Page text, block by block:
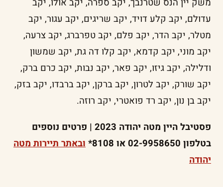
משק יין הנס שטרנבך, יקב ספרה, יקב אולו, יקב
עדולם, יקב קלע דויד, יקב שריגים, יקב עגור, יקב
מטלר, יקב הדר, יקב פלם, יקב טפרברג, יקב צרעה,
יקב מוני, יקב קדמא, יקב קלו דה גת, יקב שמשון
ודלילה, יקב גיזו, יקב פאר, יקב נבות, יקב כרם ברק,
יקב שורק, יקב לטרון, יקב ברקן, יקב ברבדו, יקב בזק,
יקב בן נון, יקב רד פואטרי, יקב רוזה.
פסטיבל היין מטה יהודה 2023 | פרטים נוספים
בטלפון 02-9958650 או 8108*
ובאתר תיירות מטה
יהודה